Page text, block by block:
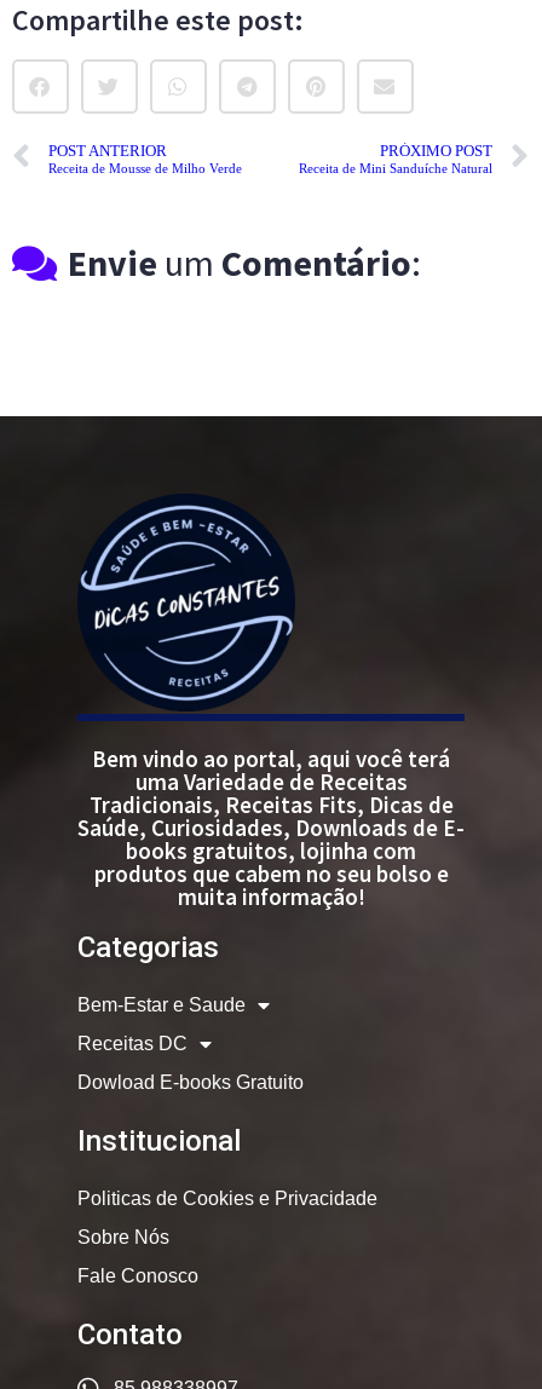
Compartilhe este post:
POST ANTERIOR
Receita de Mousse de Milho Verde
PRÓXIMO POST
Receita de Mini Sanduíche Natural
Envie um Comentário:
Bem vindo ao portal, aqui você terá
uma Variedade de Receitas
Tradicionais, Receitas Fits, Dicas de
Saúde, Curiosidades, Downloads de E-
books gratuitos, lojinha com
produtos que cabem no seu bolso e
muita informação!
Categorias
Bem-Estar e Saude
Receitas DC
Dowload E-books Gratuito
Institucional
Politicas de Cookies e Privacidade
Sobre Nós
Fale Conosco
Contato